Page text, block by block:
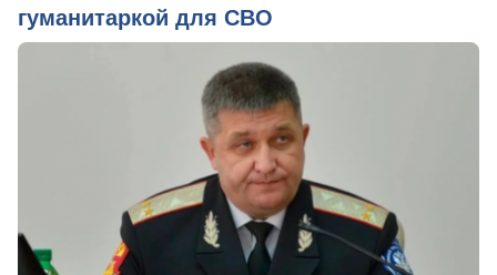
гуманитаркой для СВО